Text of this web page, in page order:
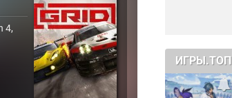
4,
ИГРЫ.ТОП